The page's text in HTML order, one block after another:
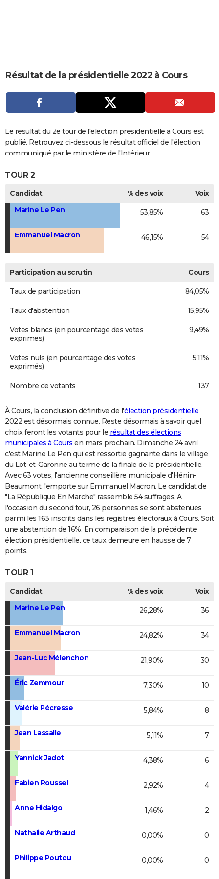
CARTE DE VOEUX
DICTIONNAIRE
Dictionnaire
Biographies
Expressions
Proverbes
PROGRAMME TV
COPAINS D'AVANT
Se connecter
Collèges
Universités
Entreprises
Service militaire
Avis de recherche
AVIS DE DÉCÈS
FORUM
Bricolage
Culture
Television
Voyage
Résultat de la présidentielle 2022 à Cours
Le résultat du 2e tour de l'élection présidentielle à Cours est
publié. Retrouvez ci-dessous le résultat officiel de l'élection
communiqué par le ministère de l'Intérieur.
TOUR 2
Candidat % des voix
Voix
Marine Le Pen
53,85% 63
Emmanuel Macron 46,15% 54
Participation au scrutin Cours
Taux de participation 84,05%
Taux d'abstention 15,95%
Votes blancs (en pourcentage des votes
exprimés)
9,49%
Votes nuls (en pourcentage des votes
exprimés)
5,11%
Nombre de votants 137
À Cours, la conclusion définitive de l'élection présidentielle
2022 est désormais connue. Reste désormais à savoir quel
choix feront les votants pour le résultat des élections
municipales à Cours en mars prochain. Dimanche 24 avril
c'est Marine Le Pen qui est ressortie gagnante dans le village
du Lot-et-Garonne au terme de la finale de la présidentielle.
Avec 63 votes, l'ancienne conseillère municipale d'Hénin-
Beaumont l'emporte sur Emmanuel Macron. Le candidat de
"La République En Marche" rassemble 54 suffrages. A
l'occasion du second tour, 26 personnes se sont abstenues
parmi les 163 inscrits dans les registres électoraux à Cours. Soit
une abstention de 16%. En comparaison de la précédente
élection présidentielle, ce taux demeure en hausse de 7
points.
TOUR 1
Candidat % des voix
Voix
Marine Le Pen
26,28% 36
Emmanuel Macron 24,82% 34
Jean-Luc Mélenchon 21,90% 30
Éric Zemmour 7,30% 10
Valérie Pécresse 5,84% 8
Jean Lassalle 5,11% 7
Yannick Jadot 4,38% 6
Fabien Roussel 2,92% 4
Anne Hidalgo 1,46% 2
Nathalie Arthaud 0,00% 0
Philippe Poutou 0,00% 0